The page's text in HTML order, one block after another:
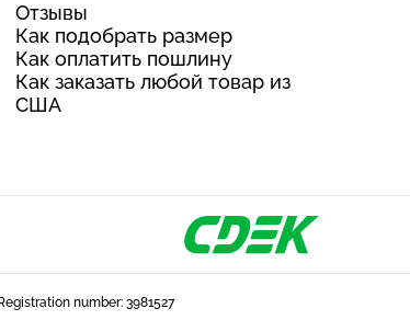
Отзывы
Как подобрать размер
Как оплатить пошлину
Как заказать любой товар из
США
number: 3981527